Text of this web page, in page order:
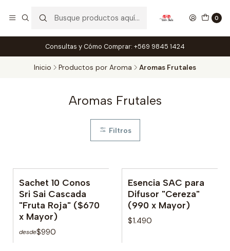
0
Consultas y Cómo Comprar: +569 9845 1424
Inicio Productos por Aroma Aromas Frutales
Aromas Frutales
Filtros
Sachet 10 Conos
Sri Sai Cascada
"Fruta Roja" ($670
x Mayor)
desde$990
No disponible
Esencia SAC para
Difusor "Cereza"
(990 x Mayor)
$1.490